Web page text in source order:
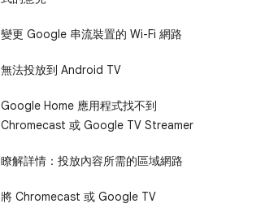
變更 Google 串流裝置的 Wi-Fi 網路
無法投放到 Android TV
Google Home 應用程式找不到
Chromecast 或 Google TV Streamer
瞭解詳情：投放內容所需的區域網路
將 Chromecast 或 Google TV